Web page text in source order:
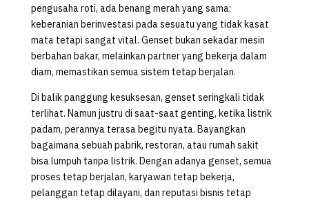
pengusaha roti, ada benang merah yang sama:
keberanian berinvestasi pada sesuatu yang tidak kasat
mata tetapi sangat vital. Genset bukan sekadar mesin
berbahan bakar, melainkan partner yang bekerja dalam
diam, memastikan semua sistem tetap berjalan.
Di balik panggung kesuksesan, genset seringkali tidak
terlihat. Namun justru di saat-saat genting, ketika listrik
padam, perannya terasa begitu nyata. Bayangkan
bagaimana sebuah pabrik, restoran, atau rumah sakit
bisa lumpuh tanpa listrik. Dengan adanya genset, semua
proses tetap berjalan, karyawan tetap bekerja,
pelanggan tetap dilayani, dan reputasi bisnis tetap